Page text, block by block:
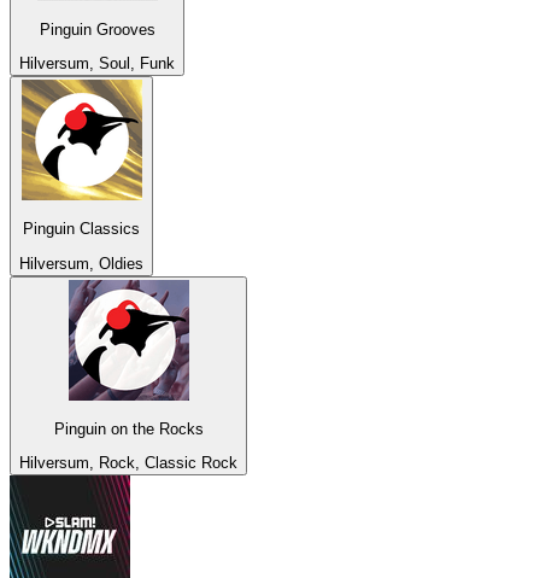
Pinguin Grooves
Hilversum, Soul, Funk
Pinguin Classics
Hilversum, Oldies
Pinguin on the Rocks
Hilversum, Rock, Classic Rock